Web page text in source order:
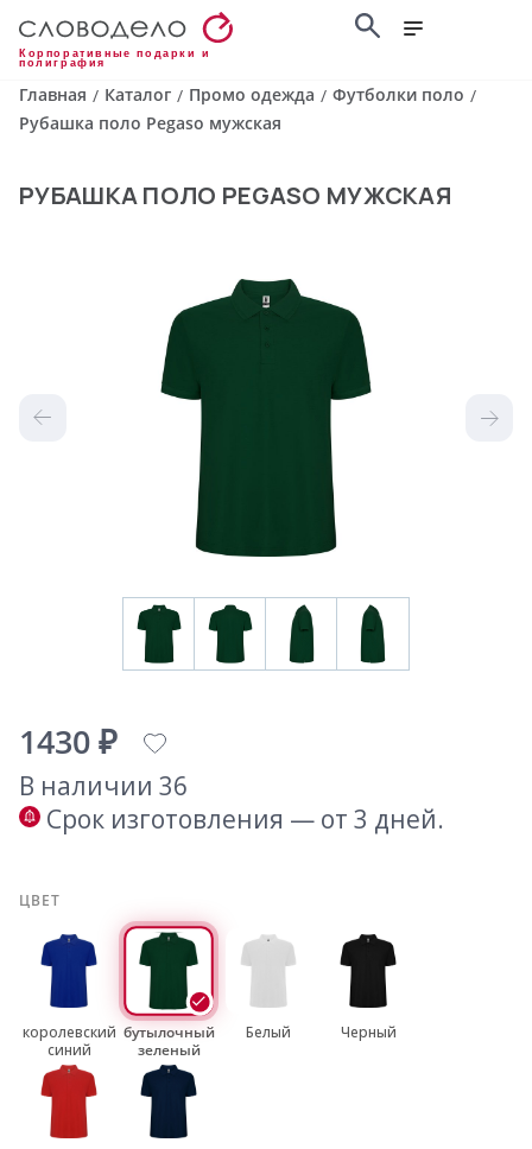
Корпоративные подарки и
полиграфия
Главная / Каталог / Промо одежда / Футболки поло /
Рубашка поло Pegaso мужская
РУБАШКА ПОЛО PEGASO МУЖСКАЯ
1430 ₽
В наличии 36
Срок изготовления — от 3 дней.
ЦВЕТ
королевский
синий
бутылочный
зеленый
Белый Черный